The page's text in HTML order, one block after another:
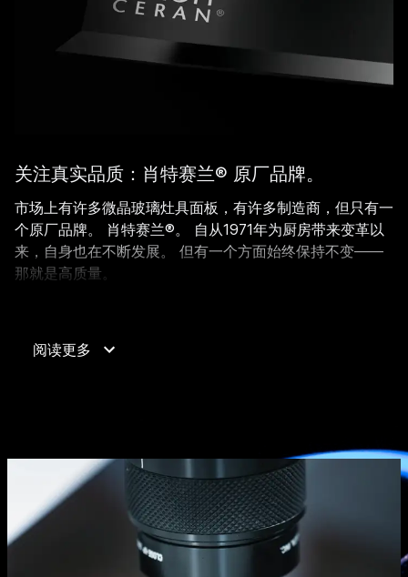
关注真实品质：肖特赛兰® 原厂品牌。
市场上有许多微晶玻璃灶具面板，有许多制造商，但只有一
个原厂品牌。 肖特赛兰®。 自从1971年为厨房带来变革以
来，自身也在不断发展。 但有一个方面始终保持不变——
那就是高质量。
类别，是您厨房中的认可印章。 这种材料中融入了许多开
阅读更多